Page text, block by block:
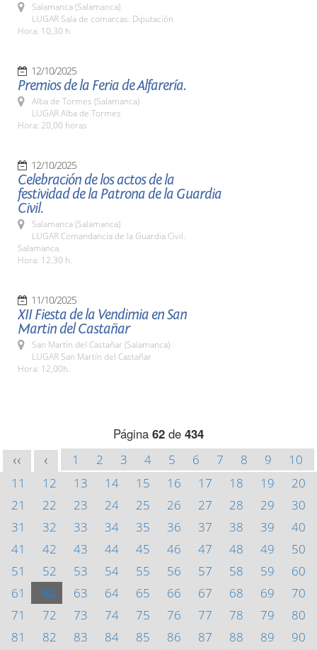
Salamanca (Salamanca)
LUGAR Sala de comarcas. Diputación
Hora: 10,30 h.
12/10/2025
Premios de la Feria de Alfarería.
Alba de Tormes (Salamanca)
LUGAR Alba de Tormes
Hora: 20,00 horas
12/10/2025
Celebración de los actos de la
festividad de la Patrona de la Guardia
Civil.
Salamanca (Salamanca)
LUGAR Comandancia de la Guardia Civil.
Salamanca.
Hora: 12.30 h.
11/10/2025
XII Fiesta de la Vendimia en San
Martin del Castañar
San Martín del Castañar (Salamanca)
LUGAR San Martín del Castañar
Hora: 12,00h.
Página 62 de 434
<< < 1 2 3 4 5 6 7 8 9
10
11
12 13 14 15 16 17 18 19
20
21
22 23 24 25 26 27 28 29
30
31
32 33 34 35 36 37 38 39
40
41
42 43 44 45 46 47 48 49
50
51
52 53 54 55 56 57 58 59
60
61
62 63 64 65 66 67 68 69
70
71
72 73 74 75 76 77 78 79
80
81
82 83 84 85 86 87 88 89
90